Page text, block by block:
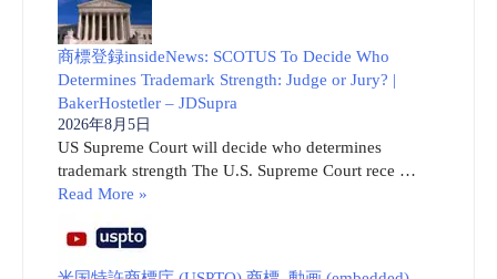
商標登録insideNews: SCOTUS To Decide Who
Determines Trademark Strength: Judge or Jury? |
BakerHostetler – JDSupra
2026年8月5日
US Supreme Court will decide who determines
trademark strength The U.S. Supreme Court rece …
Read More »